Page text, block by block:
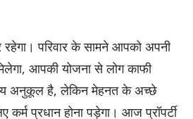
परिवार के सामने आपको अपनी
आपकी योजना से लोग काफी
अनुकूल है, लेकिन मेहनत के अच्छे
प्रधान होना पड़ेगा। आज प्रॉपर्टी